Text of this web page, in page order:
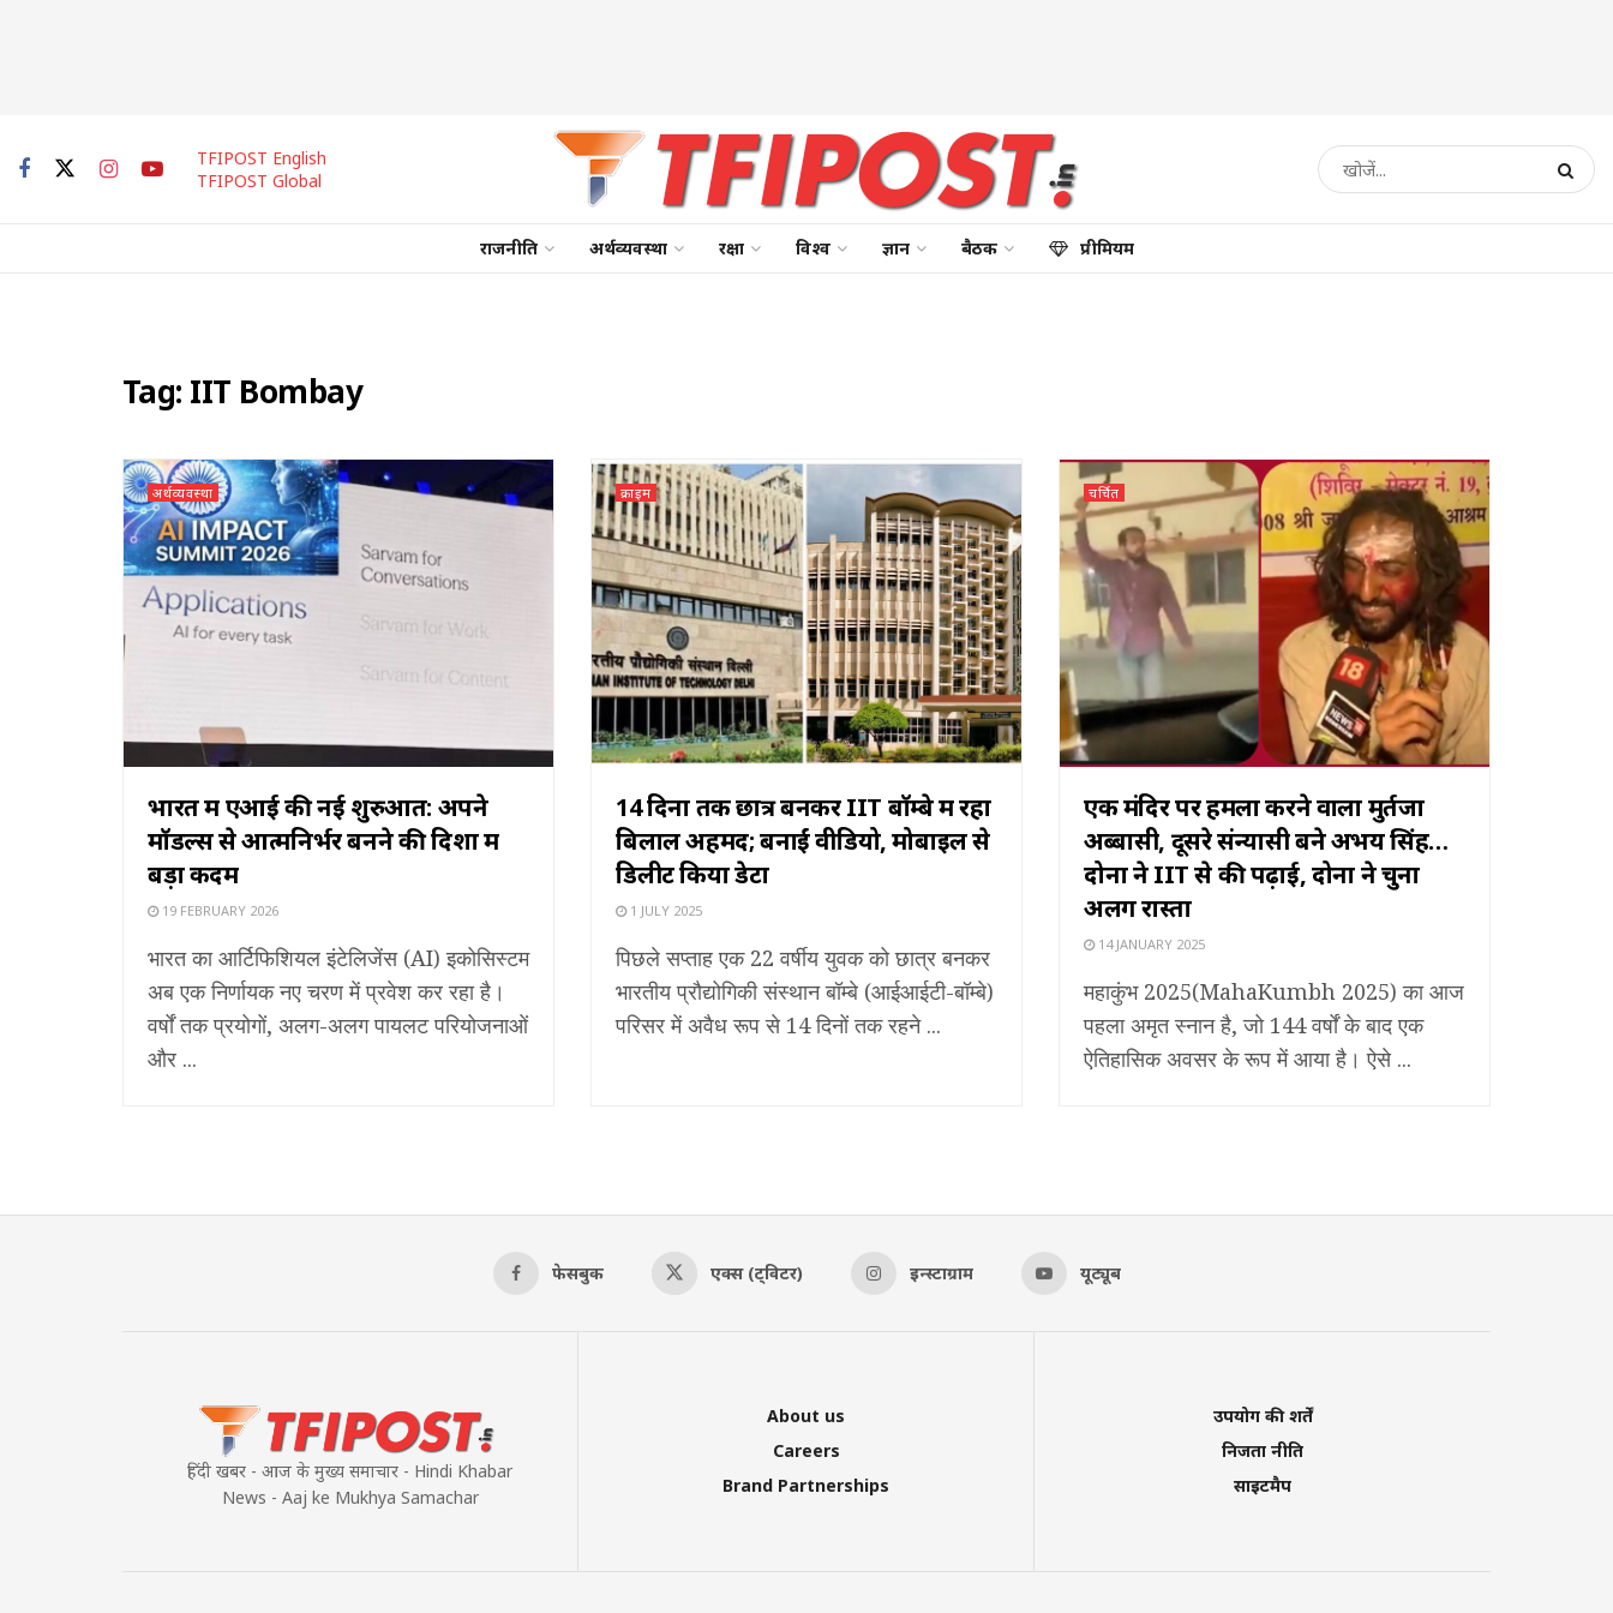
TFIPOST English
TFIPOST Global
राजनीति अर्थव्यवस्था रक्षा विश्व ज्ञान बैठक प्रीमियम
Tag: IIT Bombay
अर्थव्यवस्था
भारत में एआई की नई शुरुआत: अपने
मॉडल्स से आत्मनिर्भर बनने की दिशा में
बड़ा कदम
19 FEBRUARY 2026
भारत का आर्टिफिशियल इंटेलिजेंस (AI) इकोसिस्टम
अब एक निर्णायक नए चरण में प्रवेश कर रहा है।
वर्षों तक प्रयोगों, अलग-अलग पायलट परियोजनाओं
और ...
क्राइम
14 दिनों तक छात्र बनकर IIT बॉम्बे में रहा
बिलाल अहमद; बनाईं वीडियो, मोबाइल से
डिलीट किया डेटा
1 JULY 2025
पिछले सप्ताह एक 22 वर्षीय युवक को छात्र बनकर
भारतीय प्रौद्योगिकी संस्थान बॉम्बे (आईआईटी-बॉम्बे)
परिसर में अवैध रूप से 14 दिनों तक रहने ...
चर्चित
एक मंदिर पर हमला करने वाला मुर्तजा
अब्बासी, दूसरे संन्यासी बने अभय सिंह…
दोनों ने IIT से की पढ़ाई, दोनों ने चुना
अलग रास्ता
14 JANUARY 2025
महाकुंभ 2025(MahaKumbh 2025) का आज
पहला अमृत स्नान है, जो 144 वर्षों के बाद एक
ऐतिहासिक अवसर के रूप में आया है। ऐसे ...
फेसबुक एक्स (ट्विटर) इन्स्टाग्राम यूट्यूब
हिंदी खबर - आज के मुख्य समाचार - Hindi Khabar
News - Aaj ke Mukhya Samachar
About us
Careers
Brand Partnerships
उपयोग की शर्तें
निजता नीति
साइटमैप